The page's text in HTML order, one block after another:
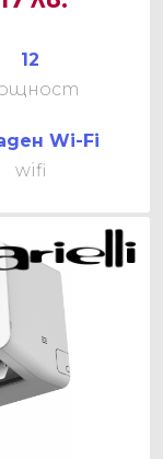
12
Wi-Fi
wifi